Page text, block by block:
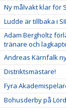
Ny målvakt klar för
Ludde är tillbaka i
Adam Bergholtz
tränare och
Andreas Kärnfalk
Distriktsmästare!
Fyra
Bohusderby på